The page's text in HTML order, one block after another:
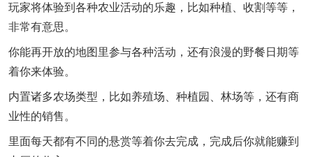
玩家将体验到各种农业活动的乐趣，比如种植、收割等等，
非常有意思。
你能再开放的地图里参与各种活动，还有浪漫的野餐日期等
着你来体验。
内置诸多农场类型，比如养殖场、种植园、林场等，还有商
业性的销售。
里面每天都有不同的悬赏等着你去完成，完成后你就能赚到